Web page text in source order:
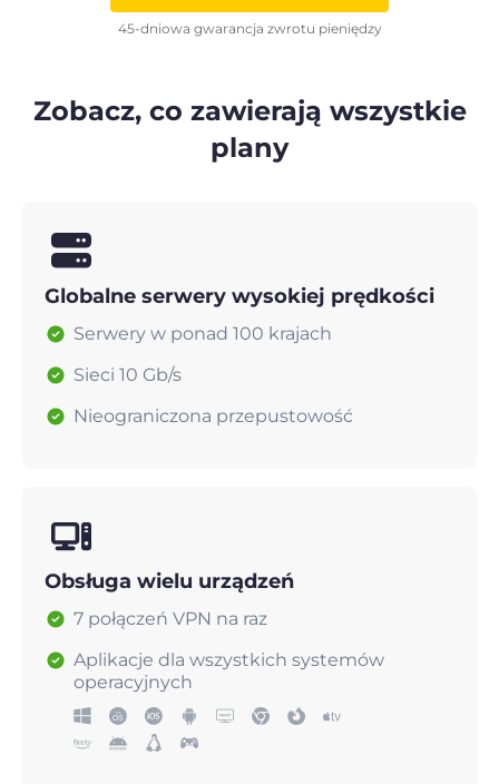
45-dniowa gwarancja zwrotu pieniędzy
Zobacz, co zawierają wszystkie
plany
Globalne serwery wysokiej prędkości
Serwery w ponad 100 krajach
Sieci 10 Gb/s
Nieograniczona przepustowość
Obsługa wielu urządzeń
7 połączeń VPN na raz
Aplikacje dla wszystkich systemów
operacyjnych